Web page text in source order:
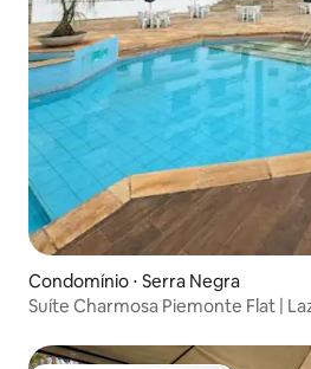
Condomínio ⋅ Serra Negra
Suíte Charmosa Piemonte Flat |